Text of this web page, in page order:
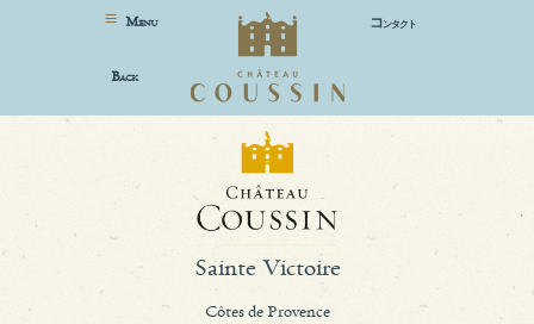
MENU コンタクト
BACK
Sainte Victoire
Côtes de Provence